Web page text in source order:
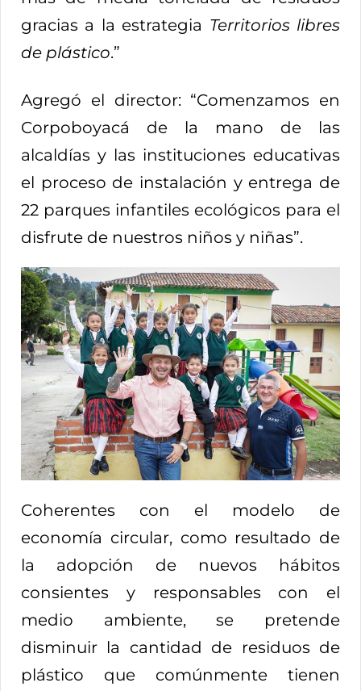
gracias a la estrategia Territorios libres
de plástico.”
Agregó el director: “Comenzamos en
Corpoboyacá de la mano de las
alcaldías y las instituciones educativas
el proceso de instalación y entrega de
22 parques infantiles ecológicos para el
disfrute de nuestros niños y niñas”.
Coherentes con el modelo de
economía circular, como resultado de
la adopción de nuevos hábitos
consientes y responsables con el
medio ambiente, se pretende
disminuir la cantidad de residuos de
plástico que comúnmente tienen